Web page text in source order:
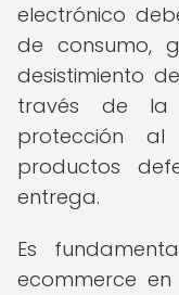
electrónico
de consumo,
desistimiento
través de la
protección
productos
entrega.
Es
ecommerce